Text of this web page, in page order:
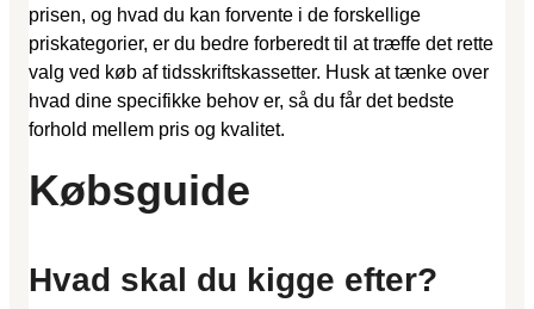
prisen, og hvad du kan forvente i de forskellige
priskategorier, er du bedre forberedt til at træffe det rette
valg ved køb af tidsskriftskassetter. Husk at tænke over
hvad dine specifikke behov er, så du får det bedste
forhold mellem pris og kvalitet.
Købsguide
Hvad skal du kigge efter?